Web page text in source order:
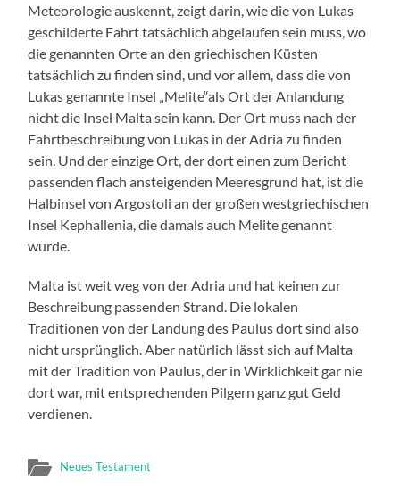
Meteorologie auskennt, zeigt darin, wie die von Lukas
geschilderte Fahrt tatsächlich abgelaufen sein muss, wo
die genannten Orte an den griechischen Küsten
tatsächlich zu finden sind, und vor allem, dass die von
Lukas genannte Insel „Melite“als Ort der Anlandung
nicht die Insel Malta sein kann. Der Ort muss nach der
Fahrtbeschreibung von Lukas in der Adria zu finden
sein. Und der einzige Ort, der dort einen zum Bericht
passenden flach ansteigenden Meeresgrund hat, ist die
Halbinsel von Argostoli an der großen westgriechischen
Insel Kephallenia, die damals auch Melite genannt
wurde.
Malta ist weit weg von der Adria und hat keinen zur
Beschreibung passenden Strand. Die lokalen
Traditionen von der Landung des Paulus dort sind also
nicht ursprünglich. Aber natürlich lässt sich auf Malta
mit der Tradition von Paulus, der in Wirklichkeit gar nie
dort war, mit entsprechenden Pilgern ganz gut Geld
verdienen.
Neues Testament